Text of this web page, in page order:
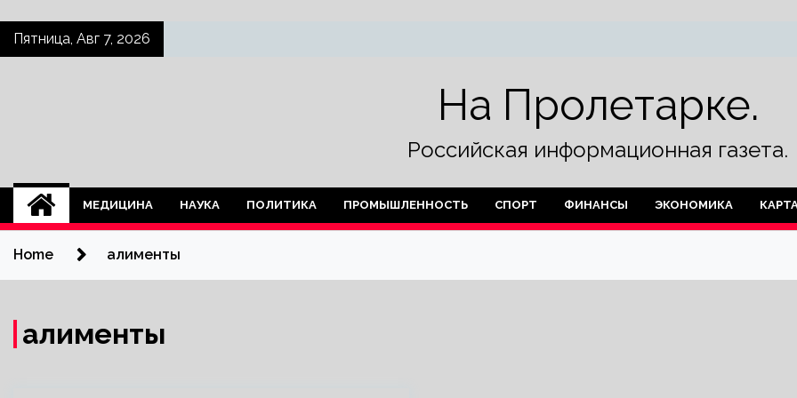
SkipПятница, Авг 7, 2026
На Пролетарке.
Российская информационная газета.
МЕДИЦИНА НАУКА ПОЛИТИКА ПРОМЫШЛЕННОСТЬ СПОРТ ФИНАНСЫ ЭКОНОМИКА
Home алименты
алименты